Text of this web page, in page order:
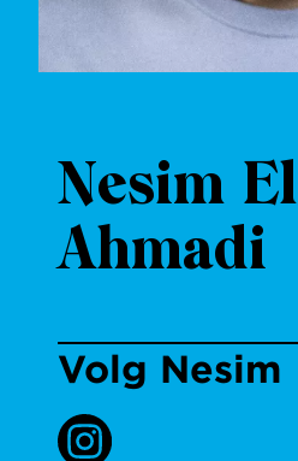
Nesim El
Ahmadi
Volg Nesim